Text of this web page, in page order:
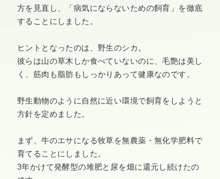
方を見直し、「病気にならないための飼育」を徹底
することにしました。
ヒントとなったのは、野生のシカ。
彼らは山の草木しか食べていないのに、毛艶は美し
く、筋肉も脂肪もしっかりあって健康なのです。
野生動物のように自然に近い環境で飼育をしようと
方針を定めました。
まず、牛のエサになる牧草を無農薬・無化学肥料で
育てることにしました。
3年かけて発酵型の堆肥と尿を畑に還元し続けたの